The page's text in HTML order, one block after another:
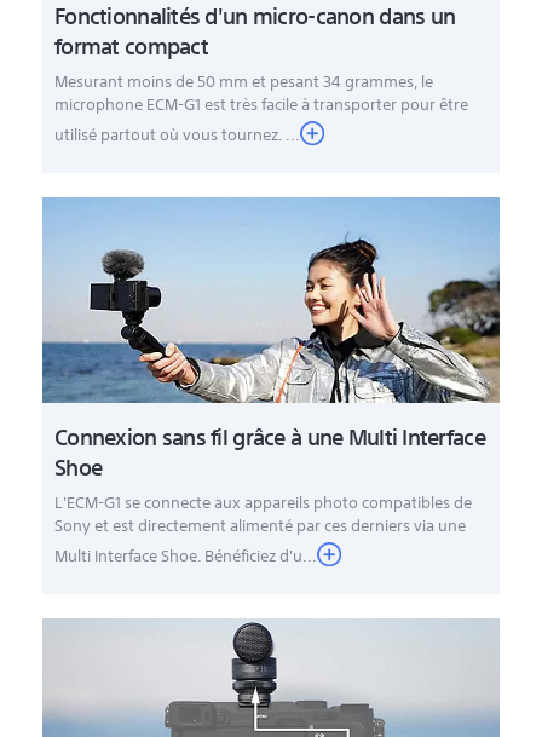
Fonctionnalités d'un micro-canon dans un
format compact
Mesurant moins de 50 mm et pesant 34 grammes, le
microphone ECM-G1 est très facile à transporter pour être
utilisé partout où vous tournez. ...
Connexion sans fil grâce à une Multi Interface
Shoe
L'ECM-G1 se connecte aux appareils photo compatibles de
Sony et est directement alimenté par ces derniers via une
Multi Interface Shoe. Bénéficiez d'u...